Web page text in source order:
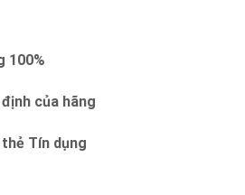
100%
của hãng
Tín dụng